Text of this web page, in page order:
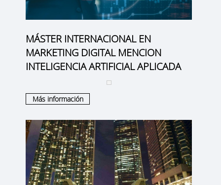
MÁSTER INTERNACIONAL EN
MARKETING DIGITAL MENCION
INTELIGENCIA ARTIFICIAL APLICADA
Más información